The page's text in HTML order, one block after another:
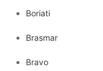
Boriati
Brasmar
Bravo